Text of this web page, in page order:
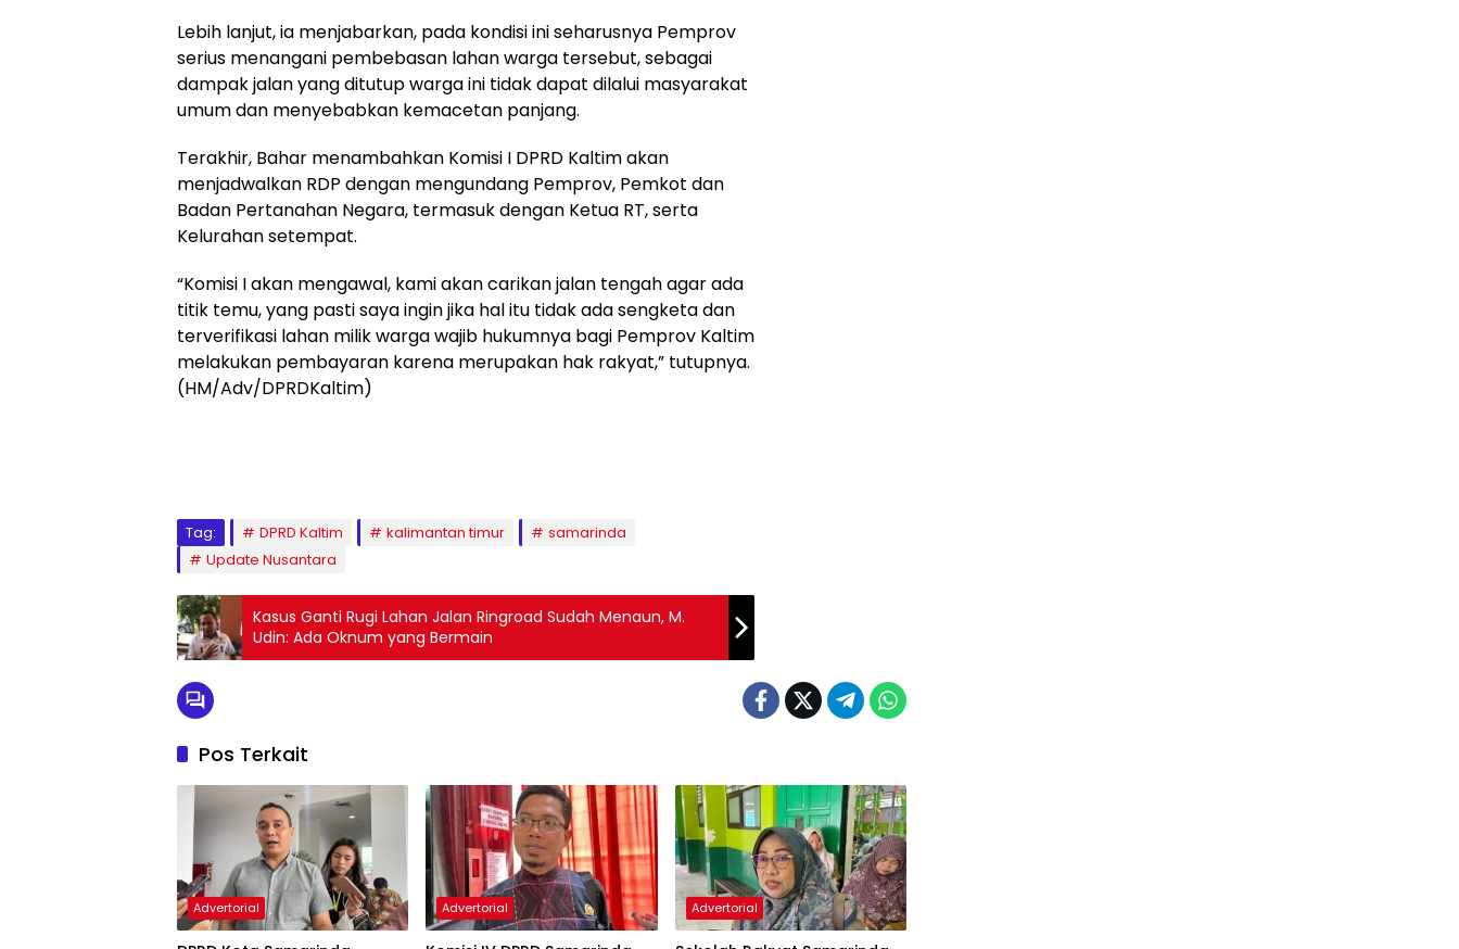
Lebih lanjut, ia menjabarkan, pada kondisi ini seharusnya Pemprov
serius menangani pembebasan lahan warga tersebut, sebagai
dampak jalan yang ditutup warga ini tidak dapat dilalui masyarakat
umum dan menyebabkan kemacetan panjang.
Terakhir, Bahar menambahkan Komisi I DPRD Kaltim akan
menjadwalkan RDP dengan mengundang Pemprov, Pemkot dan
Badan Pertanahan Negara, termasuk dengan Ketua RT, serta
Kelurahan setempat.
“Komisi I akan mengawal, kami akan carikan jalan tengah agar ada
titik temu, yang pasti saya ingin jika hal itu tidak ada sengketa dan
terverifikasi lahan milik warga wajib hukumnya bagi Pemprov Kaltim
melakukan pembayaran karena merupakan hak rakyat,” tutupnya.
(HM/Adv/DPRDKaltim)
Tag: DPRD Kaltim kalimantan timur
samarinda
Update Nusantara
Kasus Ganti Rugi Lahan Jalan Ringroad Sudah Menaun, M.
Udin: Ada Oknum yang Bermain
Pos Terkait
Advertorial Advertorial Advertorial